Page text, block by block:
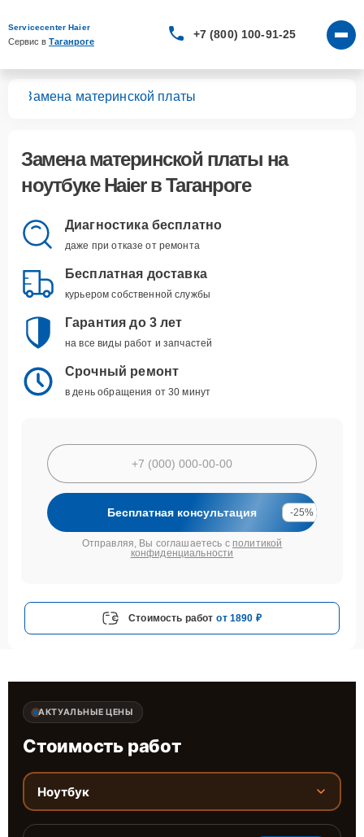
Servicecenter Haier
Сервис в Таганроге
+7 (800) 100-91-25
Замена материнской платы
Замена материнской платы на
ноутбуке Haier в Таганроге
Диагностика бесплатно
даже при отказе от ремонта
Бесплатная доставка
курьером собственной службы
Гарантия до 3 лет
на все виды работ и запчастей
Срочный ремонт
в день обращения от 30 минут
Бесплатная консультация -25%
Отправляя, Вы соглашаетесь с политикой
конфиденциальности
Стоимость работ от 1890 ₽
АКТУАЛЬНЫЕ ЦЕНЫ
Стоимость работ
Ноутбук